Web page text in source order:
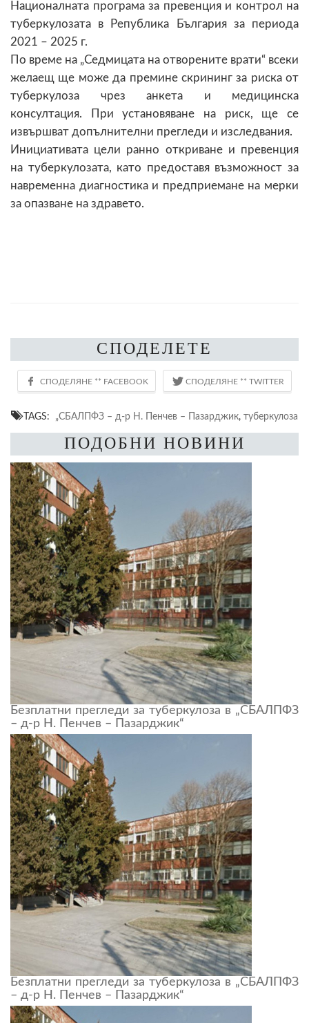
Националната програма за превенция и контрол на
туберкулозата в Република България за периода
2021 – 2025 г.
По време на „Седмицата на отворените врати“ всеки
желаещ ще може да премине скрининг за риска от
туберкулоза чрез анкета и медицинска
консултация. При установяване на риск, ще се
извършват допълнителни прегледи и изследвания.
Инициативата цели ранно откриване и превенция
на туберкулозата, като предоставя възможност за
навременна диагностика и предприемане на мерки
за опазване на здравето.
СПОДЕЛЕТЕ
TAGS: „СБАЛПФЗ – д-р Н. Пенчев – Пазарджик, туберкулоза
ПОДОБНИ НОВИНИ
Безплатни прегледи за туберкулоза в „СБАЛПФЗ
– д-р Н. Пенчев – Пазарджик“
Безплатни прегледи за туберкулоза в „СБАЛПФЗ
– д-р Н. Пенчев – Пазарджик“